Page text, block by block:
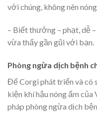
với chúng, không nên
– Biết thưởng – phạt, dễ
vừa thấy gần gũi với bạn.
Phòng ngừa dịch bệnh
Để Corgi phát triển và có
kiện khí hậu nóng ẩm của
pháp phòng ngừa dịch